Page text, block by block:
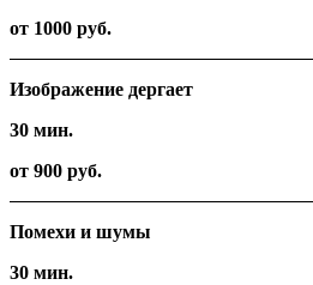
от 1000 руб.
Изображение дергает
30 мин.
от 900 руб.
Помехи и шумы
30 мин.